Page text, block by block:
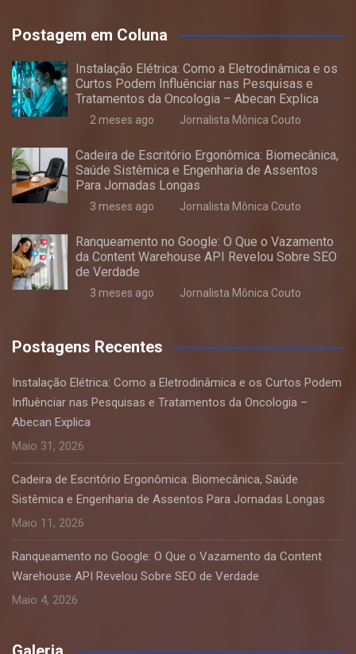
Postagem em Coluna
Instalação Elétrica: Como a Eletrodinâmica e os
Curtos Podem Influênciar nas Pesquisas e
Tratamentos da Oncologia – Abecan Explica
2 meses ago Jornalista Mônica Couto
Cadeira de Escritório Ergonômica: Biomecânica,
Saúde Sistêmica e Engenharia de Assentos
Para Jornadas Longas
3 meses ago Jornalista Mônica Couto
Ranqueamento no Google: O Que o Vazamento
da Content Warehouse API Revelou Sobre SEO
de Verdade
3 meses ago Jornalista Mônica Couto
Postagens Recentes
Instalação Elétrica: Como a Eletrodinâmica e os Curtos Podem
Influênciar nas Pesquisas e Tratamentos da Oncologia –
Abecan Explica
Maio 31, 2026
Cadeira de Escritório Ergonômica: Biomecânica, Saúde
Sistêmica e Engenharia de Assentos Para Jornadas Longas
Maio 11, 2026
Ranqueamento no Google: O Que o Vazamento da Content
Warehouse API Revelou Sobre SEO de Verdade
Maio 4, 2026